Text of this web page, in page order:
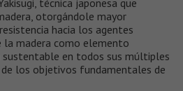
técnica japonesa que
otorgándole mayor
hacia los agentes
la madera como elemento
sustentable en todos sus múltiples
de los objetivos fundamentales de